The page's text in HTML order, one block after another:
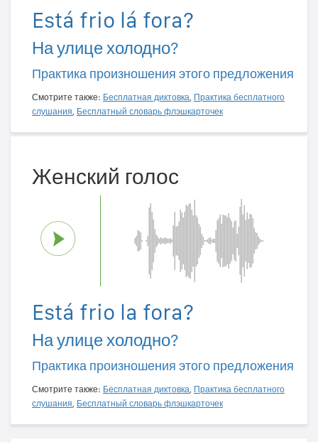
Está frio lá fora?
На улице холодно?
Практика произношения этого предложения
Смотрите также: Бесплатная диктовка, Практика бесплатного
слушания, Бесплатный словарь флэшкарточек
Женский голос
Está frio la fora?
На улице холодно?
Практика произношения этого предложения
Смотрите также: Бесплатная диктовка, Практика бесплатного
слушания, Бесплатный словарь флэшкарточек